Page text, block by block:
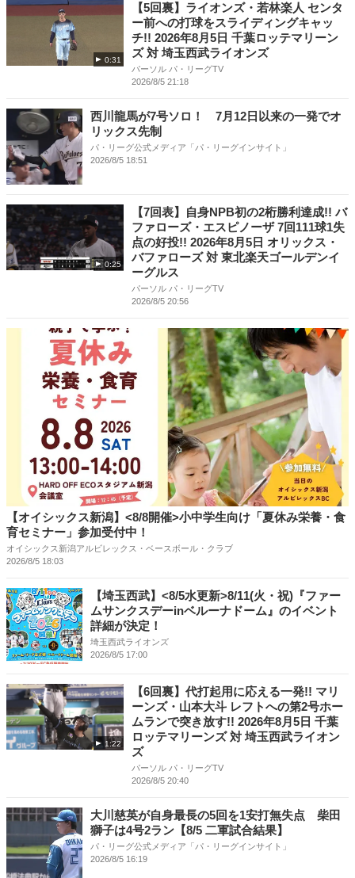
0:31
【5回裏】ライオンズ・若林楽人 センタ
ー前への打球をスライディングキャッ
チ!! 2026年8月5日 千葉ロッテマリーン
ズ 対 埼玉西武ライオンズ
パーソル パ・リーグTV
2026/8/5 21:18
西川龍馬が7号ソロ！ 7月12日以来の一発でオ
リックス先制
パ・リーグ公式メディア「パ・リーグインサイト」
2026/8/5 18:51
0:25
【7回表】自身NPB初の2桁勝利達成!! バ
ファローズ・エスピノーザ 7回111球1失
点の好投!! 2026年8月5日 オリックス・
バファローズ 対 東北楽天ゴールデンイ
ーグルス
パーソル パ・リーグTV
2026/8/5 20:56
【オイシックス新潟】<8/8開催>小中学生向け「夏休み栄養・食
育セミナー」参加受付中！
オイシックス新潟アルビレックス・ベースボール・クラブ
2026/8/5 18:03
【埼玉西武】<8/5水更新>8/11(火・祝)『ファー
ムサンクスデーinベルーナドーム』のイベント
詳細が決定！
埼玉西武ライオンズ
2026/8/5 17:00
1:22
【6回裏】代打起用に応える一発!! マリ
ーンズ・山本大斗 レフトへの第2号ホー
ムランで突き放す!! 2026年8月5日 千葉
ロッテマリーンズ 対 埼玉西武ライオン
ズ
パーソル パ・リーグTV
2026/8/5 20:40
大川慈英が自身最長の5回を1安打無失点 柴田
獅子は4号2ラン【8/5 二軍試合結果】
パ・リーグ公式メディア「パ・リーグインサイト」
2026/8/5 16:19